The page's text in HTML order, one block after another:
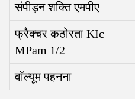
संपीड़न शक्ति एमपीए
फ्रैक्चर कठोरता KIc
MPam 1/2
वॉल्यूम पहनना